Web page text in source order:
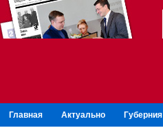
Главная Актуально Губерния